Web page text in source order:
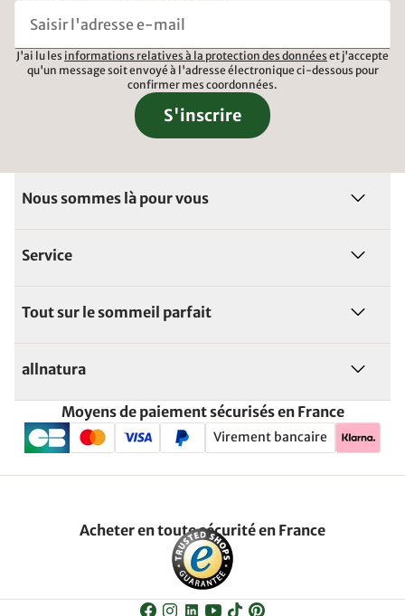
J'ai lu les informations relatives à la protection des données et j'accepte
qu'un message soit envoyé à l'adresse électronique ci-dessous pour
confirmer mes coordonnées.
S'inscrire
Nous sommes là pour vous
Service
Tout sur le sommeil parfait
allnatura
Moyens de paiement sécurisés en France
Virement bancaire
Acheter en toute sécurité en France